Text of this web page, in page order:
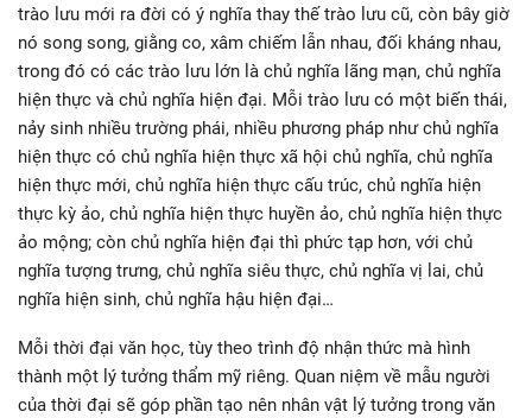
trào lưu mới ra đời có ý nghĩa thay thế trào lưu cũ, còn bây giờ
nó song song, giằng co, xâm chiếm lẫn nhau, đối kháng nhau,
trong đó có các trào lưu lớn là chủ nghĩa lãng mạn, chủ nghĩa
hiện thực và chủ nghĩa hiện đại. Mỗi trào lưu có một biến thái,
nảy sinh nhiều trường phái, nhiều phương pháp như chủ nghĩa
hiện thực có chủ nghĩa hiện thực xã hội chủ nghĩa, chủ nghĩa
hiện thực mới, chủ nghĩa hiện thực cấu trúc, chủ nghĩa hiện
thực kỳ ảo, chủ nghĩa hiện thực huyền ảo, chủ nghĩa hiện thực
ảo mộng; còn chủ nghĩa hiện đại thì phức tạp hơn, với chủ
nghĩa tượng trưng, chủ nghĩa siêu thực, chủ nghĩa vị lai, chủ
nghĩa hiện sinh, chủ nghĩa hậu hiện đại…
Mỗi thời đại văn học, tùy theo trình độ nhận thức mà hình
thành một lý tưởng thẩm mỹ riêng. Quan niệm về mẫu người
của thời đại sẽ góp phần tạo nên nhân vật lý tưởng trong văn